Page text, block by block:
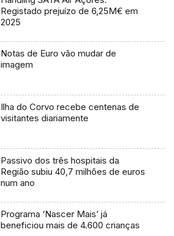
Registado prejuízo de 6,25M€ em
2025
Notas de Euro vão mudar de
imagem
Ilha do Corvo recebe centenas de
visitantes diariamente
Passivo dos três hospitais da
Região subiu 40,7 milhões de euros
num ano
Programa ‘Nascer Mais’ já
beneficiou mais de 4.600 crianças